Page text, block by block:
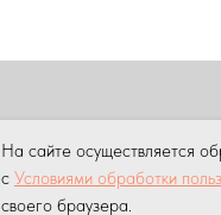
Копирование
данных на
На сайте осуществляется
с Условиями обработки
своего браузера.